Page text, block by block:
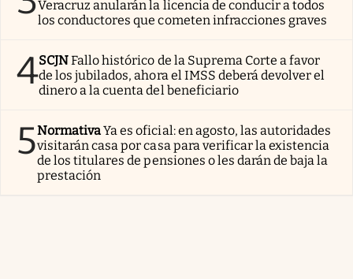
Veracruz anularán la licencia de conducir a todos
los conductores que cometen infracciones graves
4SCJNFallo histórico de la Suprema Corte a favor
de los jubilados, ahora el IMSS deberá devolver el
dinero a la cuenta del beneficiario
5NormativaYa es oficial: en agosto, las autoridades
visitarán casa por casa para verificar la existencia
de los titulares de pensiones o les darán de baja la
prestación